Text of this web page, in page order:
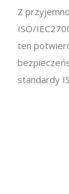
Z
ISO/
ten
standardy